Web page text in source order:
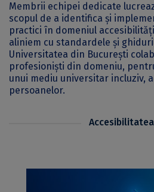
Membrii echipei dedicate
scopul de a identifica și
practici în domeniul
aliniem cu standardele și
Universitatea din București
profesioniști din domeniu,
unui mediu universitar incluziv,
persoanelor.
Accesibilitatea